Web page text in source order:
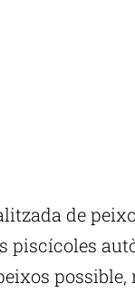
de
piscícoles